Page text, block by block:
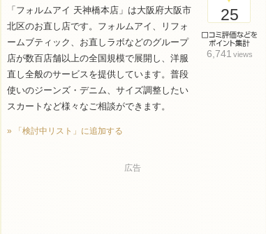
「フォルムアイ 天神橋本店」は大阪府大阪市
北区のお直し店です。フォルムアイ、リフォ
ームブティック、お直しラボなどのグループ
店が数百店舗以上の全国規模で展開し、洋服
直し全般のサービスを提供しています。普段
使いのジーンズ・デニム、サイズ調整したい
スカートなど様々なご相談ができます。
» 「検討中リスト」に追加する
25
6,741 views